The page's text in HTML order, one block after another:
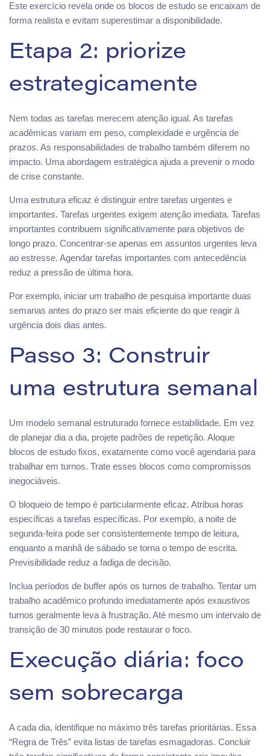
Este exercício revela onde os blocos de estudo se encaixam de
forma realista e evitam superestimar a disponibilidade.
Etapa 2: priorize
estrategicamente
Nem todas as tarefas merecem atenção igual. As tarefas
acadêmicas variam em peso, complexidade e urgência de
prazos. As responsabilidades de trabalho também diferem no
impacto. Uma abordagem estratégica ajuda a prevenir o modo
de crise constante.
Uma estrutura eficaz é distinguir entre tarefas urgentes e
importantes. Tarefas urgentes exigem atenção imediata. Tarefas
importantes contribuem significativamente para objetivos de
longo prazo. Concentrar-se apenas em assuntos urgentes leva
ao estresse. Agendar tarefas importantes com antecedência
reduz a pressão de última hora.
Por exemplo, iniciar um trabalho de pesquisa importante duas
semanas antes do prazo ser mais eficiente do que reagir à
urgência dois dias antes.
Passo 3: Construir
uma estrutura semanal
Um modelo semanal estruturado fornece estabilidade. Em vez
de planejar dia a dia, projete padrões de repetição. Aloque
blocos de estudo fixos, exatamente como você agendaria para
trabalhar em turnos. Trate esses blocos como compromissos
inegociáveis.
O bloqueio de tempo é particularmente eficaz. Atribua horas
específicas a tarefas específicas. Por exemplo, a noite de
segunda-feira pode ser consistentemente tempo de leitura,
enquanto a manhã de sábado se torna o tempo de escrita.
Previsibilidade reduz a fadiga de decisão.
Inclua períodos de buffer após os turnos de trabalho. Tentar um
trabalho acadêmico profundo imediatamente após exaustivos
turnos geralmente leva à frustração. Até mesmo um intervalo de
transição de 30 minutos pode restaurar o foco.
Execução diária: foco
sem sobrecarga
A cada dia, identifique no máximo três tarefas prioritárias. Essa
“Regra de Três” evita listas de tarefas esmagadoras. Concluir